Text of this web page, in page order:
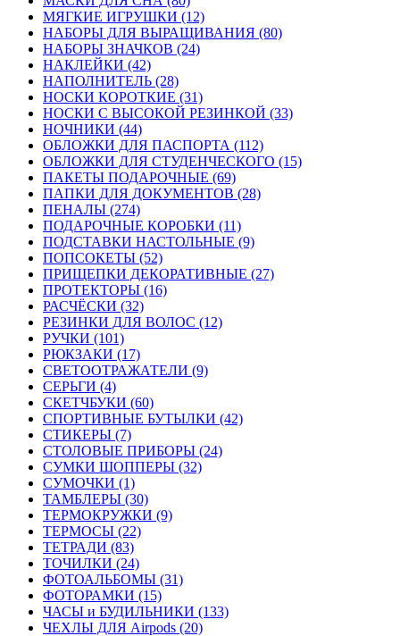
МЯГКИЕ ИГРУШКИ (12)
НАБОРЫ ДЛЯ ВЫРАЩИВАНИЯ (80)
НАБОРЫ ЗНАЧКОВ (24)
НАКЛЕЙКИ (42)
НАПОЛНИТЕЛЬ (28)
НОСКИ КОРОТКИЕ (31)
НОСКИ С ВЫСОКОЙ РЕЗИНКОЙ (33)
НОЧНИКИ (44)
ОБЛОЖКИ ДЛЯ ПАСПОРТА (112)
ОБЛОЖКИ ДЛЯ СТУДЕНЧЕСКОГО (15)
ПАКЕТЫ ПОДАРОЧНЫЕ (69)
ПАПКИ ДЛЯ ДОКУМЕНТОВ (28)
ПЕНАЛЫ (274)
ПОДАРОЧНЫЕ КОРОБКИ (11)
ПОДСТАВКИ НАСТОЛЬНЫЕ (9)
ПОПСОКЕТЫ (52)
ПРИЩЕПКИ ДЕКОРАТИВНЫЕ (27)
ПРОТЕКТОРЫ (16)
РАСЧЁСКИ (32)
РЕЗИНКИ ДЛЯ ВОЛОС (12)
РУЧКИ (101)
РЮКЗАКИ (17)
СВЕТООТРАЖАТЕЛИ (9)
СЕРЬГИ (4)
СКЕТЧБУКИ (60)
СПОРТИВНЫЕ БУТЫЛКИ (42)
СТИКЕРЫ (7)
СТОЛОВЫЕ ПРИБОРЫ (24)
СУМКИ ШОППЕРЫ (32)
СУМОЧКИ (1)
ТАМБЛЕРЫ (30)
ТЕРМОКРУЖКИ (9)
ТЕРМОСЫ (22)
ТЕТРАДИ (83)
ТОЧИЛКИ (24)
ФОТОАЛЬБОМЫ (31)
ФОТОРАМКИ (15)
ЧАСЫ и БУДИЛЬНИКИ (133)
ЧЕХЛЫ ДЛЯ Airpods (20)